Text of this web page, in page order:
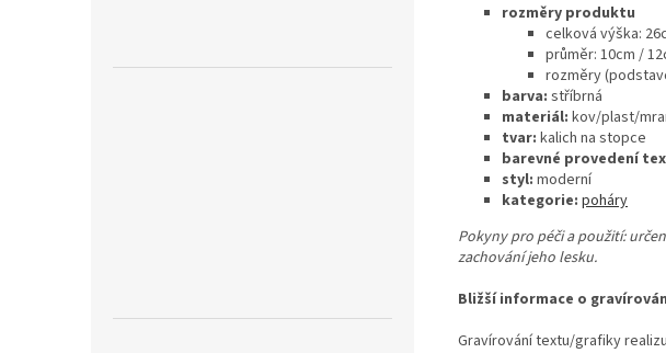
rozměry produktu
celková výška:
průměr: 10cm /
rozměry
barva: stříbrná
materiál: kov/plast/
tvar: kalich na stopce
barevné provedení
styl: moderní
kategorie: poháry
Pokyny pro péči a použití:
zachování jeho lesku.
Bližší informace o
Gravírování textu/grafiky